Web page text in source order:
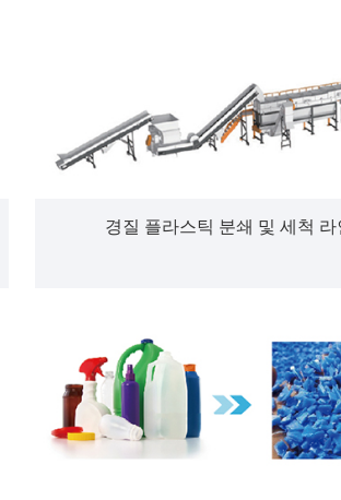
경질 플라스틱 분쇄 및 세척